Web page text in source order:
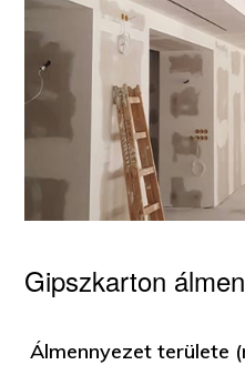
Gipszkarton
Álmennyezet területe